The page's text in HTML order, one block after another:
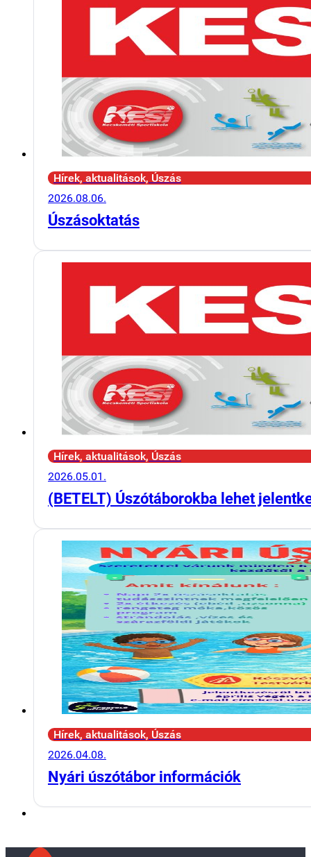
Hírek, aktualitások, Úszás
2026.08.06.
Úszásoktatás
Hírek, aktualitások, Úszás
2026.05.01.
(BETELT) Úszótáborokba lehet
Hírek, aktualitások, Úszás
2026.04.08.
Nyári úszótábor információk